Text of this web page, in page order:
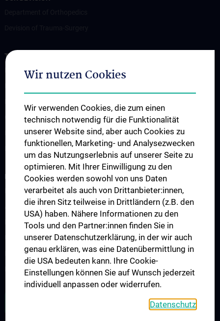
TRAINING AND FURTHER EDUCATION
Medizinstudium
Observer & Fellows
Klinikinterne Veranstaltungen
Externe Kongresse
RESEARCH
Forschungscluster
Adolf Lorenz Lab for Biomechanics
Karl Chiari Lab for Orthopaedic Biology
Unfallchirurgisches Forschungslabor
Klinische Prüfärzt:innen
Publikationen
Wir nutzen Cookies
Wir verwenden Cookies, die zum einen
technisch notwendig für die Funktionalität
unserer Website sind, aber auch Cookies zu
funktionellen, Marketing- und Analysezwecken
um das Nutzungserlebnis auf unserer Seite zu
optimieren. Mit Ihrer Einwilligung zu den
Cookies werden sowohl von uns Daten
verarbeitet als auch von Drittanbieter:innen,
die ihren Sitz teilweise in Drittländern (z.B. den
USA) haben. Nähere Informationen zu den
Tools und den Partner:innen finden Sie in
unserer Datenschutzerklärung, in der wir auch
genau erklären, was eine Datenübermittlung in
die USA bedeuten kann. Ihre Cookie-
Einstellungen können Sie auf Wunsch jederzeit
individuell anpassen oder widerrufen.
Datenschutz